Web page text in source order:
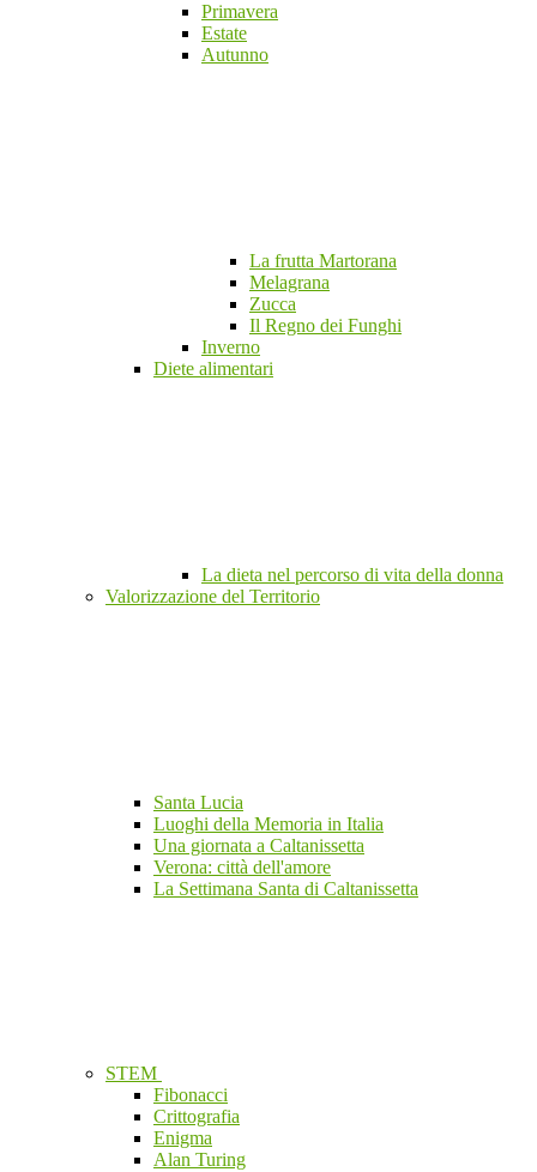
Primavera
Estate
Autunno
La frutta Martorana
Melagrana
Zucca
Il Regno dei Funghi
Inverno
Diete alimentari
La dieta nel percorso di vita della donna
Valorizzazione del Territorio
Santa Lucia
Luoghi della Memoria in Italia
Una giornata a Caltanissetta
Verona: città dell'amore
La Settimana Santa di Caltanissetta
STEM
Fibonacci
Crittografia
Enigma
Alan Turing